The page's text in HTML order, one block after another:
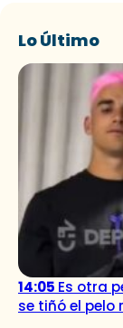
Lo Último
14:05 Es otra
se tiñó el